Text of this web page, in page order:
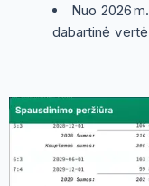
Nuo 2026
dabartinė